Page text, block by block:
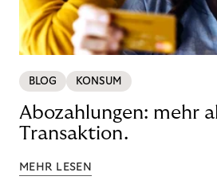
BLOG KONSUM
Abozahlungen: mehr
Transaktion.
MEHR LESEN